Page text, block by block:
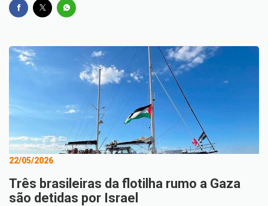
22/05/2026
Três brasileiras da flotilha rumo a Gaza
são detidas por Israel